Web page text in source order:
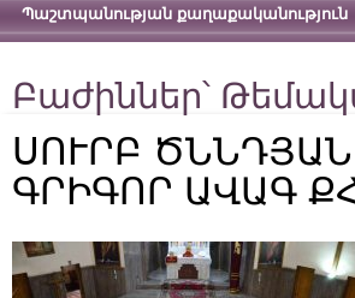
Պաշտպանության քաղաքականություն
Բաժիններ՝
ՍՈՒՐԲ
ԳՐԻԳՈՐ ԱՎԱԳ